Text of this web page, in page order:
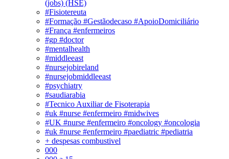
(jobs) (HSE)
#Fisiotereuta
#Formação #Gestãodecaso #ApoioDomiciliário
#França #enfermeiros
#gp #doctor
#mentalhealth
#middleeast
#nursejobireland
#nursejobmiddleeast
#psychiatry
#saudiarabia
#Tecnico Auxiliar de Fisoterapia
#uk #nurse #enfermeiro #midwives
#UK #nurse #enfermeiro #oncology #oncologia
#uk #nurse #enfermeiro #paediatric #pediatria
+ despesas combustivel
000